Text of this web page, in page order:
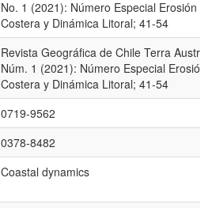
No. 1 (2021): Número Especial Erosión
Costera y Dinámica Litoral; 41-54
Revista Geográfica de Chile Terra
Núm. 1 (2021): Número Especial Erosión
Costera y Dinámica Litoral; 41-54
0719-9562
0378-8482
Coastal dynamics